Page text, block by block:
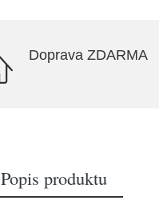
Doprava ZDARMA
Popis produktu